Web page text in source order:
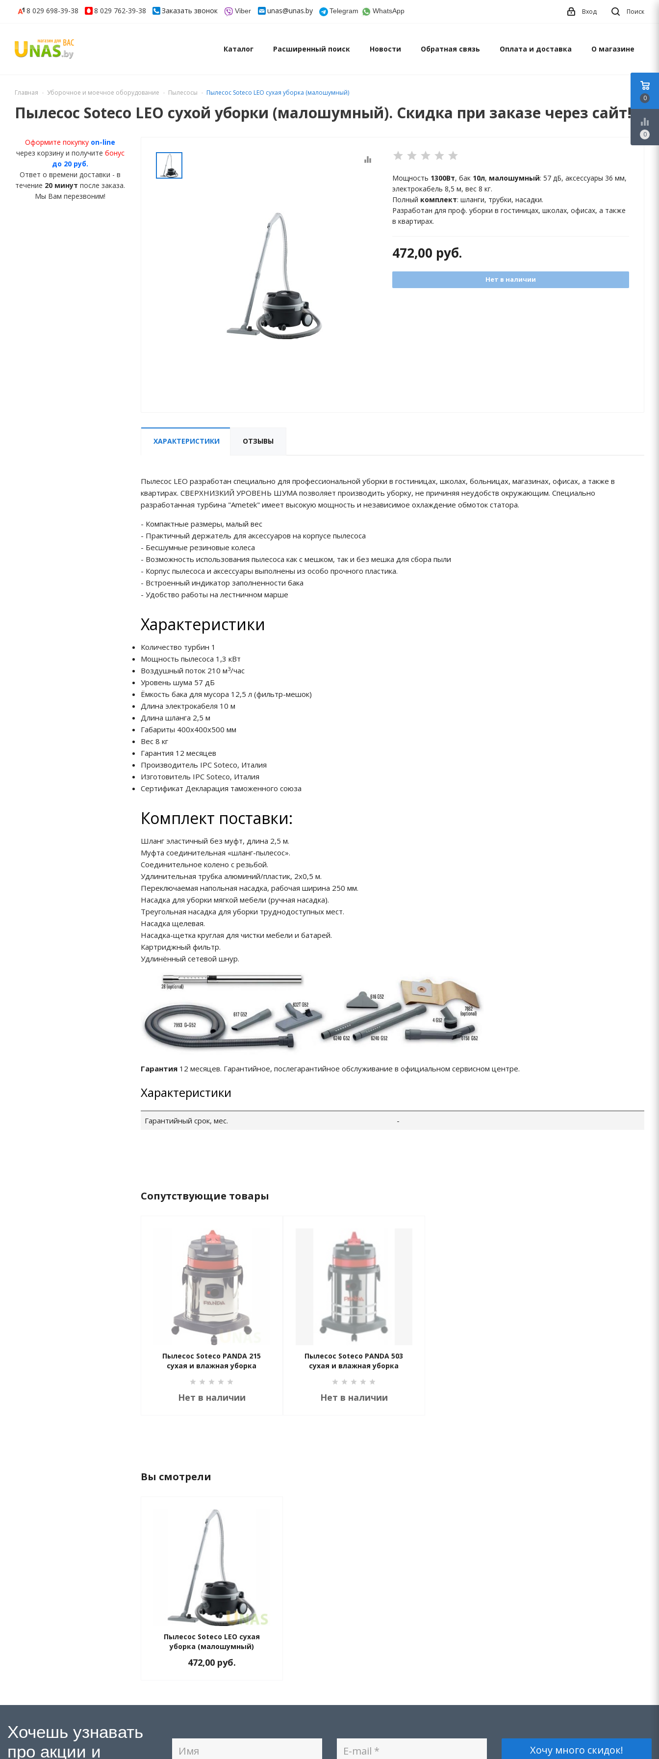
8 029 698-39-38 8 029 762-39-38 Заказать звонок Viber unas@unas.by Telegram WhatsApp Вход Поиск
Каталог Расширенный поиск Новости Обратная связь Оплата и доставка О магазине
0
equalizer
0
Главная Уборочное и моечное оборудование Пылесосы Пылесос Soteco LEO сухая уборка (малошумный)
Пылесос Soteco LEO сухой уборки (малошумный). Скидка при заказе через сайт!
Оформите покупку on-line
через корзину и получите бонус
до 20 руб.
Ответ о времени доставки - в
течение 20 минут после заказа.
Мы Вам перезвоним!
equalizer
Мощность 1300Вт, бак 10л, малошумный: 57 дБ, аксессуары 36 мм,
электрокабель 8,5 м, вес 8 кг.
Полный комплект: шланги, трубки, насадки.
Разработан для проф. уборки в гостиницах, школах, офисах, а также
в квартирах.
472,00 руб.
Нет в наличии
ХАРАКТЕРИСТИКИ ОТЗЫВЫ
Пылесос LEO разработан специально для профессиональной уборки в гостиницах, школах, больницах, магазинах, офисах, а также в
квартирах. СВЕРХНИЗКИЙ УРОВЕНЬ ШУМА позволяет производить уборку, не причиняя неудобств окружающим. Специально
разработанная турбина "Ametek" имеет высокую мощность и независимое охлаждение обмоток статора.
- Компактные размеры, малый вес
- Практичный держатель для аксессуаров на корпусе пылесоса
- Бесшумные резиновые колеса
- Возможность использования пылесоса как с мешком, так и без мешка для сбора пыли
- Корпус пылесоса и аксессуары выполнены из особо прочного пластика.
- Встроенный индикатор заполненности бака
- Удобство работы на лестничном марше
Характеристики
Количество турбин 1
Мощность пылесоса 1,3 кВт
Воздушный поток 210 м3/час
Уровень шума 57 дБ
Ёмкость бака для мусора 12,5 л (фильтр-мешок)
Длина электрокабеля 10 м
Длина шланга 2,5 м
Габариты 400х400х500 мм
Вес 8 кг
Гарантия 12 месяцев
Производитель IPC Soteco, Италия
Изготовитель IPC Soteco, Италия
Сертификат Декларация таможенного союза
Комплект поставки:
Шланг эластичный без муфт, длина 2,5 м.
Муфта соединительная «шланг-пылесос».
Соединительное колено с резьбой.
Удлинительная трубка алюминий/пластик, 2х0,5 м.
Переключаемая напольная насадка, рабочая ширина 250 мм.
Насадка для уборки мягкой мебели (ручная насадка).
Треугольная насадка для уборки труднодоступных мест.
Насадка щелевая.
Насадка-щетка круглая для чистки мебели и батарей.
Картриджный фильтр.
Удлинённый сетевой шнур.
Гарантия12 месяцев. Гарантийное, послегарантийное обслуживание в официальном сервисном центре.
Характеристики
Гарантийный срок, мес. -
Сопутствующие товары
Пылесос Soteco PANDA 215
сухая и влажная уборка
Нет в наличии
Пылесос Soteco PANDA 503
сухая и влажная уборка
Нет в наличии
Вы смотрели
Пылесос Soteco LEO сухая
уборка (малошумный)
472,00 руб.
Хочешь узнавать
про акции и